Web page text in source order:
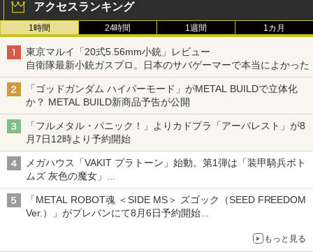
アクセスランキング
1時間 24時間 1週間 1カ月
東京マルイ「20式5.56mm小銃」レビュー
自衛隊最新小銃ガスブロ。日本のサバゲーマーで本当によかった
「ゴッドガンダム ハイパーモード」がMETAL BUILDで立体化
か？ METAL BUILD新商品予告が公開
「フルメタル・パニック！」よりカドプラ「アーバレスト」が8
月7日12時より予約開始
メガハウス「VAKIT プラトーン」始動。第1弾は「装甲騎兵ボト
ムズ 灰色の魔女」
6機のATが全高約80mmの関節可動プラキット化
「METAL ROBOT魂 ＜SIDE MS＞ ズゴック（SEED FREEDOM
Ver.）」がプレバンにて8月6日予約開始
もっと見る